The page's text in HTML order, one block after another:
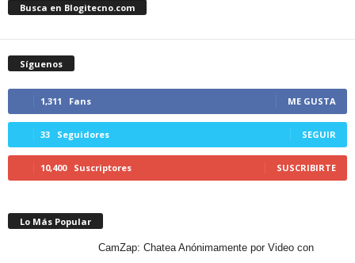
Busca en Blogitecno.com
Síguenos
1,311 Fans ME GUSTA
33 Seguidores SEGUIR
10,400 Suscriptores SUSCRIBIRTE
Lo Más Popular
CamZap: Chatea Anónimamente por Video con